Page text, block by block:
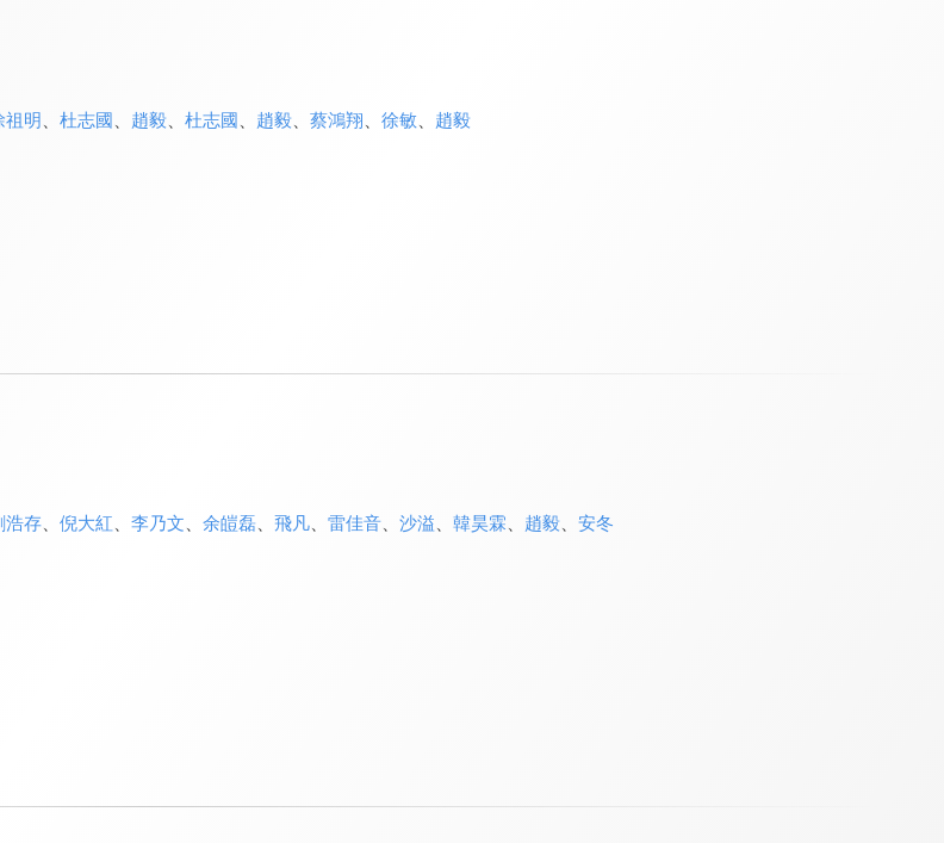
祖明 杜志國 趙毅、 杜志國 趙毅、 蔡鴻翔 徐敏、 趙毅
浩存、 倪大紅 李乃文 余皚磊、 飛凡、 雷佳音、 沙溢 韓昊霖 趙毅、 安冬